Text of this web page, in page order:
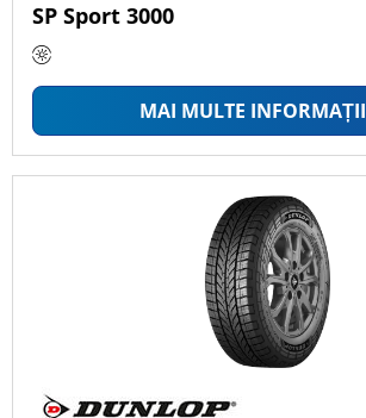
SP Sport 3000
MAI MULTE INFORMAȚII